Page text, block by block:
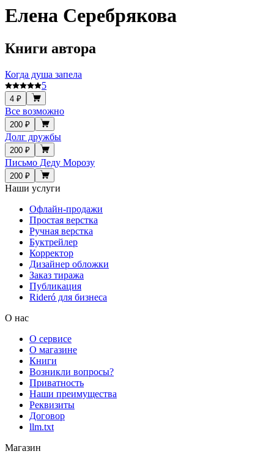
Елена Серебрякова
Книги автора
Когда душа запела
5
4 ₽
Все возможно
200 ₽
Долг дружбы
200 ₽
Письмо Деду Морозу
200 ₽
Наши услуги
Офлайн-продажи
Простая верстка
Ручная верстка
Буктрейлер
Корректор
Дизайнер обложки
Заказ тиража
Публикация
Rideró для бизнеса
О нас
О сервисе
О магазине
Книги
Возникли вопросы?
Приватность
Наши преимущества
Реквизиты
Договор
llm.txt
Магазин